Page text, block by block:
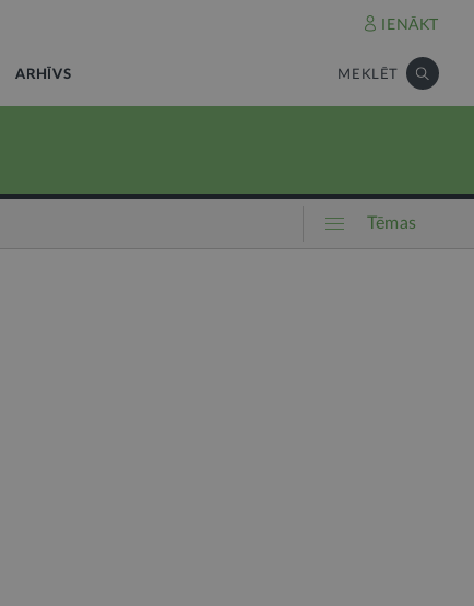
IENĀKT
ARHĪVS MEKLĒT
Tēmas